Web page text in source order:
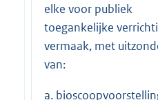
elke voor publiek
toegankelijke
vermaak, met
van:
a.